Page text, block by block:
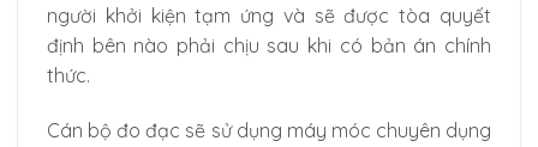
người khởi kiện tạm ứng và sẽ được tòa quyết
định bên nào phải chịu sau khi có bản án chính
thức.
Cán bộ đo đạc sẽ sử dụng máy móc chuyên dụng